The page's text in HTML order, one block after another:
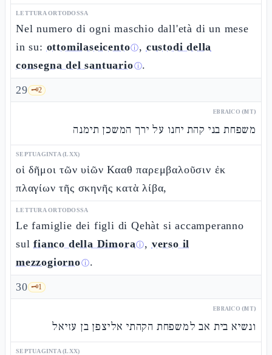
LETTURA ORTODOSSA
Nel numero di ogni maschio dall'età di un mese
in su: ottomilaseicentoⓘ, custodi della
consegna del santuarioⓘ.
29 🗝️2
EBRAICO (MT)
משפחת בני קהת יחנו על ירך המשכן תימנה
SEPTUAGINTA (LXX)
οἱ δῆμοι τῶν υἱῶν Κααθ παρεμβαλοῦσιν ἐκ
πλαγίων τῆς σκηνῆς κατὰ λίβα,
LETTURA ORTODOSSA
Le famiglie dei figli di Qehàt si accamperanno
sulfianco della Dimoraⓘ, verso il
mezzogiornoⓘ.
30 🗝️1
EBRAICO (MT)
ונשיא בית אב למשפחת הקהתי אליצפן בן עזיאל
SEPTUAGINTA (LXX)